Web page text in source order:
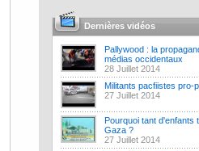
Dernières vidéos
Pallywood : la
médias occidentaux
28 Juillet 2014
Militants pacfiistes pro-
27 Juillet 2014
Pourquoi tant d'enfants
Gaza ?
27 Juillet 2014